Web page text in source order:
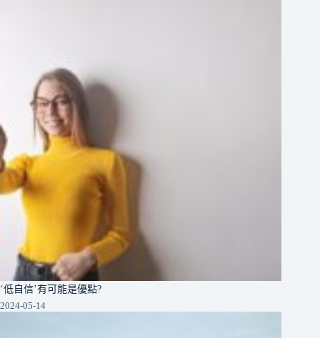
‘低自信’有可能是優點?
2024-05-14